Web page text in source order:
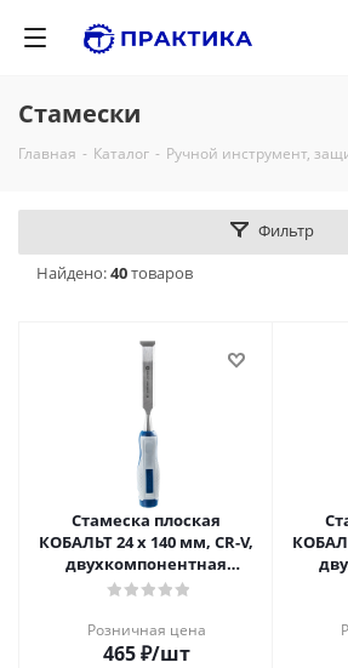
Стамески
Главная - Каталог - Ручной инструмент,
Фильтр
Найдено:40товаров
Стамеска плоская
КОБАЛЬТ 24 х 140 мм, CR-V,
двухкомпонентная
рукоятка (1 шт.) блистер
Розничная цена
465₽/шт